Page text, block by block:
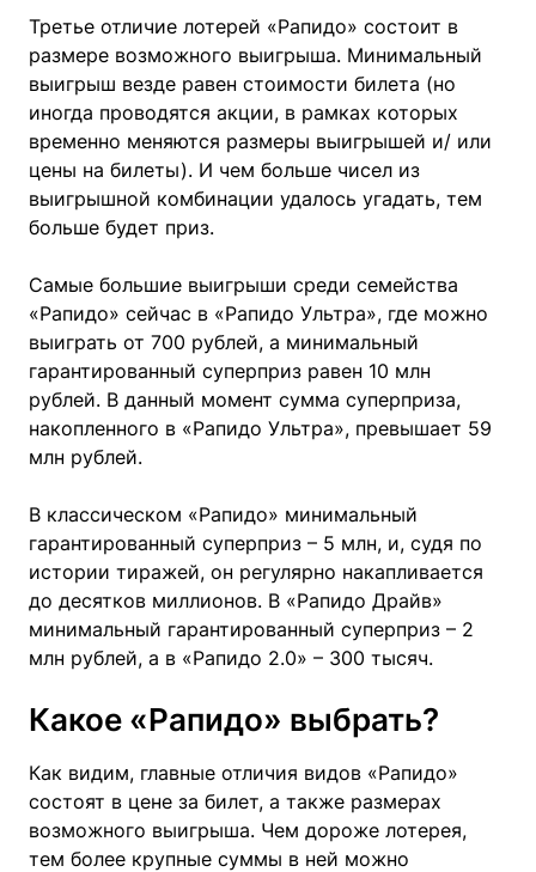
Третье отличие лотерей «Рапидо» состоит в
размере возможного выигрыша. Минимальный
выигрыш везде равен стоимости билета (но
иногда проводятся акции, в рамках которых
временно меняются размеры выигрышей и/ или
цены на билеты). И чем больше чисел из
выигрышной комбинации удалось угадать, тем
больше будет приз.
Самые большие выигрыши среди семейства
«Рапидо» сейчас в «Рапидо Ультра», где можно
выиграть от 700 рублей, а минимальный
гарантированный суперприз равен 10 млн
рублей. В данный момент сумма суперприза,
накопленного в «Рапидо Ультра», превышает 59
млн рублей.
В классическом «Рапидо» минимальный
гарантированный суперприз – 5 млн, и, судя по
истории тиражей, он регулярно накапливается
до десятков миллионов. В «Рапидо Драйв»
минимальный гарантированный суперприз – 2
млн рублей, а в «Рапидо 2.0» – 300 тысяч.
Какое «Рапидо» выбрать?
Как видим, главные отличия видов «Рапидо»
состоят в цене за билет, а также размерах
возможного выигрыша. Чем дороже лотерея,
тем более крупные суммы в ней можно